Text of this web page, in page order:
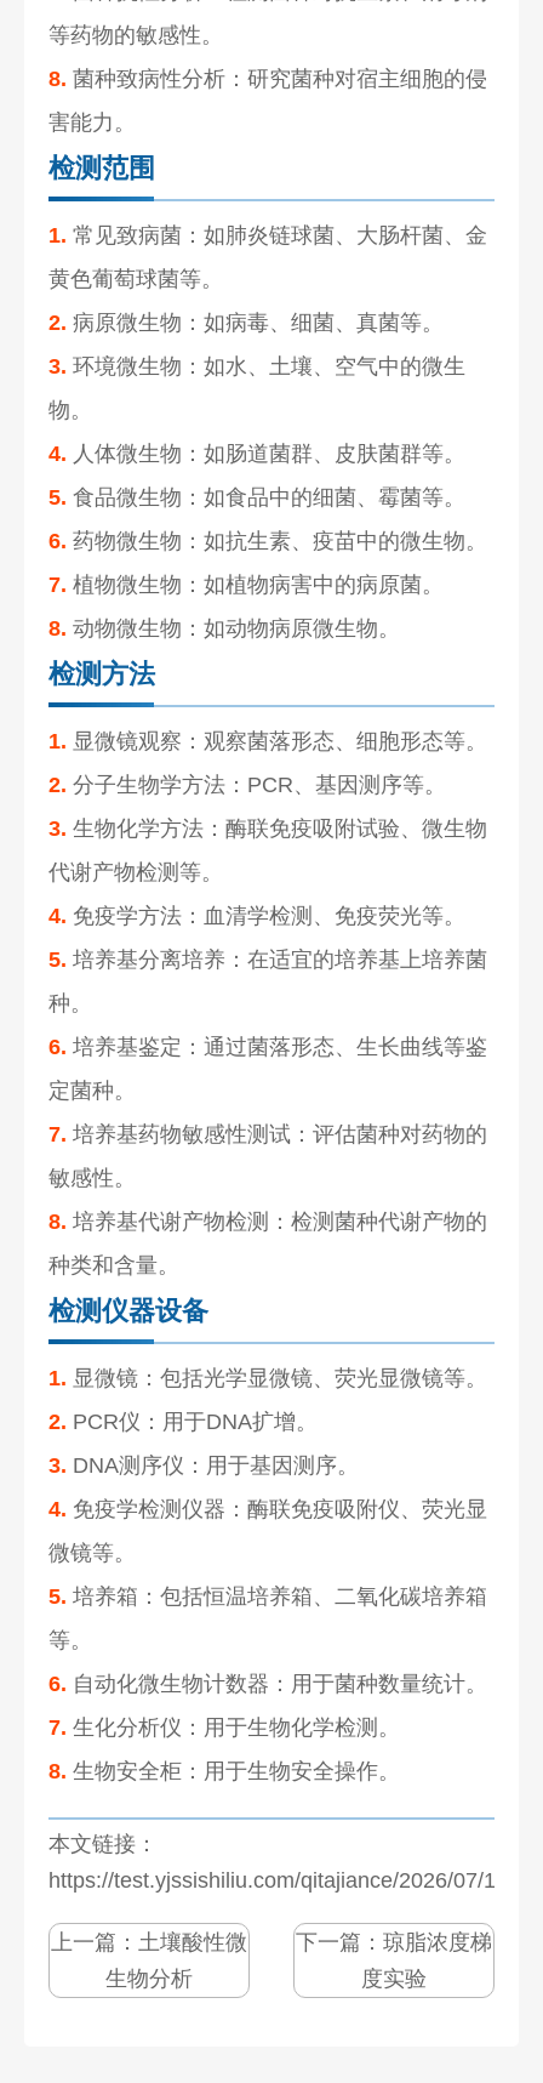
等药物的敏感性。
8. 菌种致病性分析：研究菌种对宿主细胞的侵
害能力。
检测范围
1. 常见致病菌：如肺炎链球菌、大肠杆菌、金
黄色葡萄球菌等。
2. 病原微生物：如病毒、细菌、真菌等。
3. 环境微生物：如水、土壤、空气中的微生
物。
4. 人体微生物：如肠道菌群、皮肤菌群等。
5. 食品微生物：如食品中的细菌、霉菌等。
6. 药物微生物：如抗生素、疫苗中的微生物。
7. 植物微生物：如植物病害中的病原菌。
8. 动物微生物：如动物病原微生物。
检测方法
1. 显微镜观察：观察菌落形态、细胞形态等。
2. 分子生物学方法：PCR、基因测序等。
3. 生物化学方法：酶联免疫吸附试验、微生物
代谢产物检测等。
4. 免疫学方法：血清学检测、免疫荧光等。
5. 培养基分离培养：在适宜的培养基上培养菌
种。
6. 培养基鉴定：通过菌落形态、生长曲线等鉴
定菌种。
7. 培养基药物敏感性测试：评估菌种对药物的
敏感性。
8. 培养基代谢产物检测：检测菌种代谢产物的
种类和含量。
检测仪器设备
1. 显微镜：包括光学显微镜、荧光显微镜等。
2. PCR仪：用于DNA扩增。
3. DNA测序仪：用于基因测序。
4. 免疫学检测仪器：酶联免疫吸附仪、荧光显
微镜等。
5. 培养箱：包括恒温培养箱、二氧化碳培养箱
等。
6. 自动化微生物计数器：用于菌种数量统计。
7. 生化分析仪：用于生物化学检测。
8. 生物安全柜：用于生物安全操作。
本文链接：
https://test.yjssishiliu.com/qitajiance/2026/07/
上一篇： 土壤酸性微
生物分析
下一篇：琼脂浓度梯
度实验